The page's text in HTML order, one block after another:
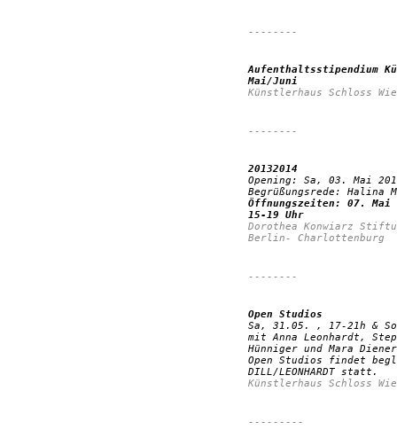
--------
Aufenthaltsstipendium
Mai/Juni
Künstlerhaus Schloss
--------
20132014
Opening: Sa, 03. Mai
Begrüßungsrede: Halina
Öffnungszeiten: 07.
15-19 Uhr
Dorothea Konwiarz
Berlin- Charlottenburg
--------
Open Studios
Sa, 31.05. , 17-21h &
mit Anna Leonhardt,
Hünniger und Mara Diener
Open Studios findet
DILL/LEONHARDT statt.
Künstlerhaus Schloss
---------